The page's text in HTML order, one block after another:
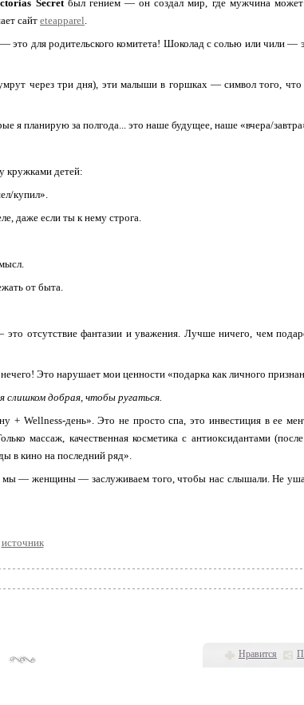
Secretбыл гением — он создал мир, где мужчина может
сайт eteapparel.
это для родительского комитета! Шоколад с солью или чили —
через три дня), эти малыши в горшках — символ того,
я планирую за полгода... это наше будущее, наше «вчера/
кружками детей:
купил».
даже если ты к нему строга.
от быта.
отсутствие фантазии и уважения. Лучше ничего, чем
Это нарушает мои ценности «подарка как личного
добрая, чтобы ругаться.
+ Wellness-день». Это не просто спа, это инвестиция в ее
массаж, качественная косметика с антиоксидантами
в кино на последний ряд».
мы — женщины — заслуживаем того, чтобы нас слышали. Не
источник
Нравится